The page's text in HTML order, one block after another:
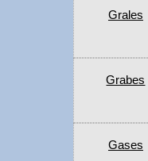
Grales
Grabes
Gases